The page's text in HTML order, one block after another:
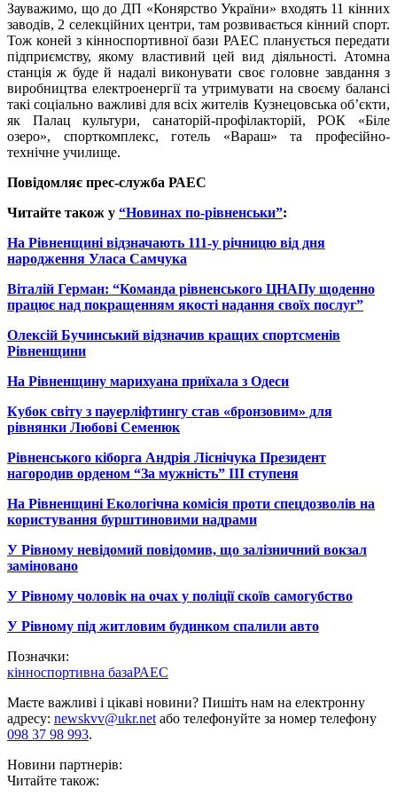
Зауважимо, що до ДП «Конярство України» входять 11 кінних
заводів, 2 селекційних центри, там розвивається кінний спорт.
Тож коней з кінноспортивної бази РАЕС планується передати
підприємству, якому властивий цей вид діяльності. Атомна
станція ж буде й надалі виконувати своє головне завдання з
виробництва електроенергії та утримувати на своєму балансі
такі соціально важливі для всіх жителів Кузнецовська об’єкти,
як Палац культури, санаторій-профілакторій, РОК «Біле
озеро», спорткомплекс, готель «Вараш» та професійно-
технічне училище.
Повідомляє прес-служба РАЕС
Читайте також у “Новинах по-рівненськи”:
На Рівненщині відзначають 111-у річницю від дня
народження Уласа Самчука
Віталій Герман: “Команда рівненського ЦНАПу щоденно
працює над покращенням якості надання своїх послуг”
Олексій Бучинський відзначив кращих спортсменів
Рівненщини
На Рівненщину марихуана приїхала з Одеси
Кубок світу з пауерліфтингу став «бронзовим» для
рівнянки Любові Семенюк
Рівненського кіборга Андрія Ліснічука Президент
нагородив орденом “За мужність” ІІІ ступеня
На Рівненщині Екологічна комісія проти спецдозволів на
користування бурштиновими надрами
У Рівному невідомий повідомив, що залізничний вокзал
заміновано
У Рівному чоловік на очах у поліції скоїв самогубство
У Рівному під житловим будинком спалили авто
Позначки:
кінноспортивна базаРАЕС
Маєте важливі і цікаві новини? Пишіть нам на електронну
адресу: newskvv@ukr.netабо телефонуйте за номер телефону
098 37 98 993.
Новини партнерів:
Читайте також: